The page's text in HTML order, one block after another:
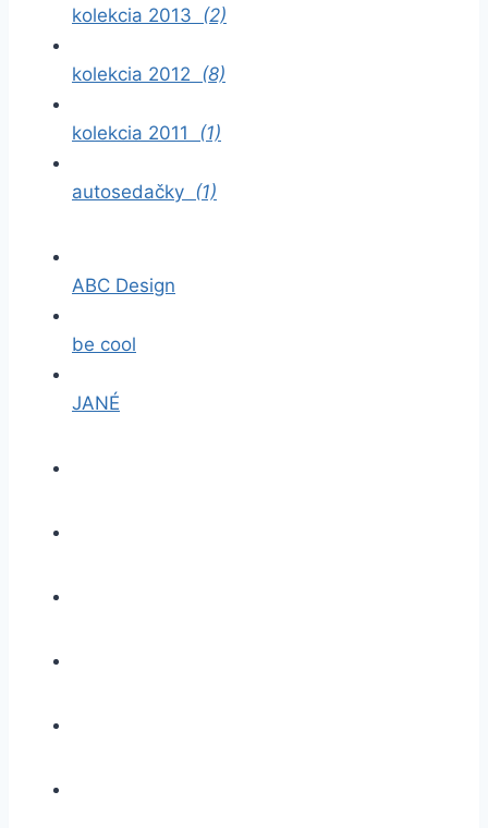
kolekcia 2013 (2)
kolekcia 2012 (8)
kolekcia 2011 (1)
autosedačky (1)
ABC Design
be cool
JANÉ